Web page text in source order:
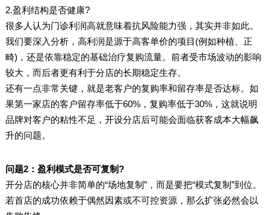
2.盈利结构是否健康?
很多人认为门诊利润高就意味着抗风险能力强，其实并非如此。
我们要深入分析，高利润是源于高客单价的项目(例如种植、正
畸)，还是依靠稳定的基础治疗复购流量。前者受市场波动的影响
较大，而后者更有利于分店的长期稳定生存。
还有一点非常关键，就是老客户的复购率和留存率是否达标。如
果第一家店的客户留存率低于60%，复购率低于30%，这就说明
品牌对客户的粘性不足，开设分店后可能会面临获客成本大幅飙
升的问题。
问题2：盈利模式是否可复制?
开分店的核心并非简单的“场地复制”，而是要把“模式复制”到位。
若首店的成功依赖于偶然因素或不可控资源，那么扩张必然会以